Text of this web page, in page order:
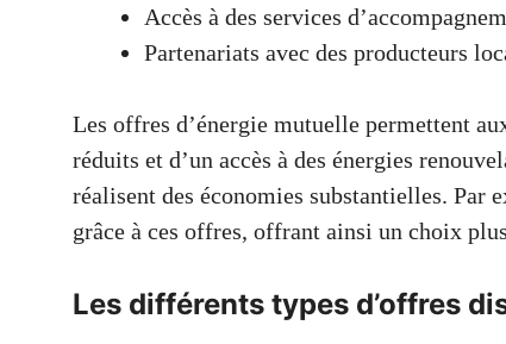
Accès à des services
Partenariats avec des producteurs
Les offres d’énergie mutuelle permettent
réduits et d’un accès à des énergies
réalisent des économies substantielles. Par
grâce à ces offres, offrant ainsi un choix
Les différents types d’offres